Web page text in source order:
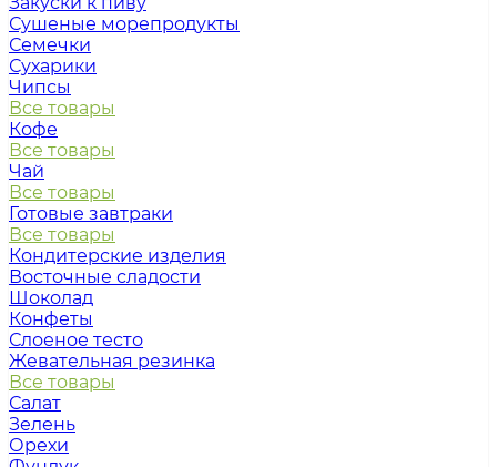
Сушеные морепродукты
Семечки
Сухарики
Чипсы
Все товары
Кофе
Все товары
Чай
Все товары
Готовые завтраки
Все товары
Кондитерские изделия
Восточные сладости
Шоколад
Конфеты
Слоеное тесто
Жевательная резинка
Все товары
Салат
Зелень
Орехи